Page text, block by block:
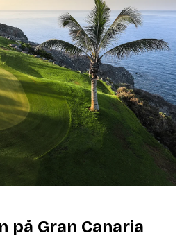
på Gran Canaria